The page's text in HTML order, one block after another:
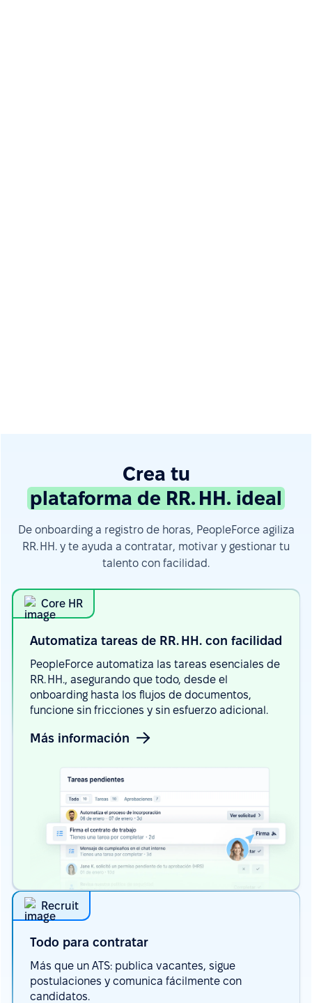
Crea tu
plataforma de RR. HH. ideal
De onboarding a registro de horas, PeopleForce agiliza
RR. HH. y te ayuda a contratar, motivar y gestionar tu
talento con facilidad.
Core HR
Automatiza tareas de RR. HH. con facilidad
PeopleForce automatiza las tareas esenciales de
RR. HH., asegurando que todo, desde el
onboarding hasta los flujos de documentos,
funcione sin fricciones y sin esfuerzo adicional.
Más información
Recruit
Todo para contratar
Más que un ATS: publica vacantes, sigue
postulaciones y comunica fácilmente con
candidatos.